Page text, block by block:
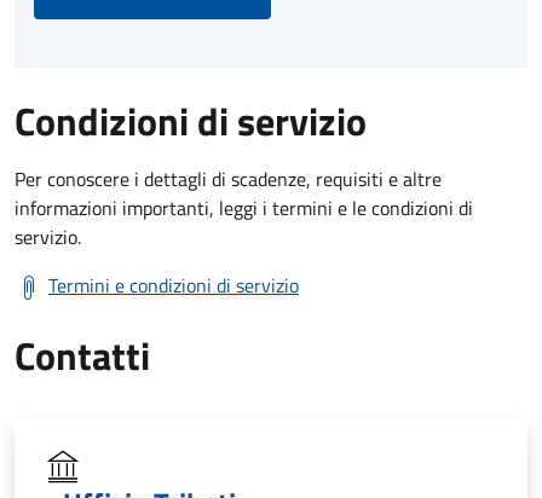
Condizioni di servizio
Per conoscere i dettagli di scadenze, requisiti e altre
informazioni importanti, leggi i termini e le condizioni di
servizio.
Termini e condizioni di servizio
Contatti